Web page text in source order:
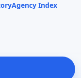
Agency Index